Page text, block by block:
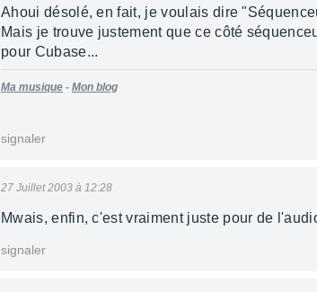
Ahoui désolé, en fait, je voulais dire
Mais je trouve justement que ce côté
pour Cubase...
Ma musique - Mon blog
signaler
27 Juillet 2003 à 12:28
Mwais, enfin, c'est vraiment juste pour de
signaler